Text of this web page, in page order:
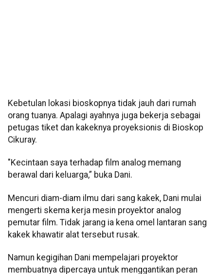
Kebetulan lokasi bioskopnya tidak jauh dari rumah
orang tuanya. Apalagi ayahnya juga bekerja sebagai
petugas tiket dan kakeknya proyeksionis di Bioskop
Cikuray.
"Kecintaan saya terhadap film analog memang
berawal dari keluarga,” buka Dani.
Mencuri diam-diam ilmu dari sang kakek, Dani mulai
mengerti skema kerja mesin proyektor analog
pemutar film. Tidak jarang ia kena omel lantaran sang
kakek khawatir alat tersebut rusak.
Namun kegigihan Dani mempelajari proyektor
membuatnya dipercaya untuk menggantikan peran